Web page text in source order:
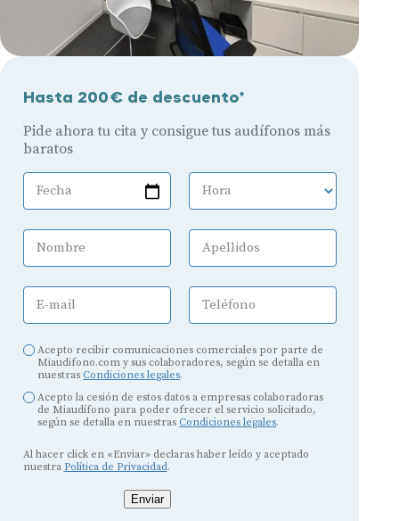
Hasta 200€ de descuento*
Pide ahora tu cita y consigue tus audífonos más
baratos
Fecha Hora
Nombre Apellidos
E-mail Teléfono
Acepto recibir comunicaciones comerciales por parte de
Miaudifono.com y sus colaboradores, según se detalla en
nuestras Condiciones legales.
Acepto la cesión de estos datos a empresas colaboradoras
de Miaudífono para poder ofrecer el servicio solicitado,
según se detalla en nuestras Condiciones legales.
Al hacer click en «Enviar» declaras haber leído y aceptado
nuestra Política de Privacidad.
Enviar